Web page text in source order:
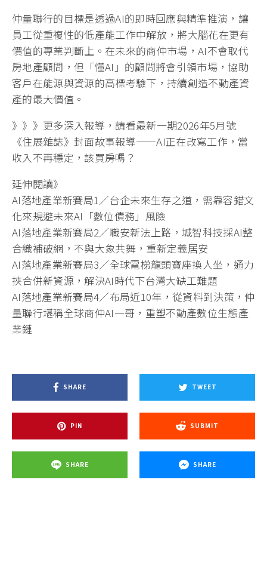
仲量聯行的目標是透過AI的即時回應與精準推演，讓
員工從重複性的低產能工作中解放，將大腦花在更有
價值的專業判斷上。在未來的商仲市場，AI不會取代
房地產顧問，但「懂AI」的顧問將會引領市場，協助
客戶在能源與資源的高標考驗下，持續創造不動產資
產的最大價值。
》》》更多深入報導，請看最新一期2026年5月號
《住展雜誌》封面故事報導——AI正在改寫工作，當
收入不再穩定，該買房嗎？
延伸閱讀》
AI落地產業新賽局1／台企未來生存之道，需靠容錯文
化來規避未來AI「數位債務」風險
AI落地產業新賽局2／職安新法上路，城智科技採AI整
合織補破網，不與大象共舞，重新定義居安
AI落地產業新賽局3／全球電梯龍頭寶座換人坐，通力
挾合併新資源，解決AI時代下台灣大缺工難題
AI落地產業新賽局4／布局近10年，從資料到決策，仲
量聯行堪稱全球商仲AI一哥，重塑不動產數位生態產
業鏈
SHARE TWEET
PIN SUBMIT
SHARE SHARE